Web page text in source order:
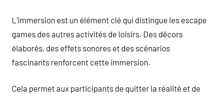
L’immersion est un élément clé qui distingue les escape
games des autres activités de loisirs. Des décors
élaborés, des effets sonores et des scénarios
fascinants renforcent cette immersion.
Cela permet aux participants de quitter la réalité et de